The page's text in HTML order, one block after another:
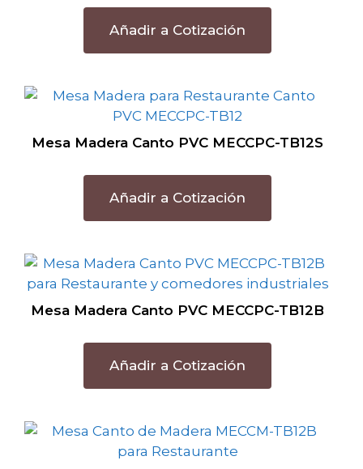
Añadir a Cotización
Mesa Madera Canto PVC MECCPC-TB12S
Añadir a Cotización
Mesa Madera Canto PVC MECCPC-TB12B
Añadir a Cotización